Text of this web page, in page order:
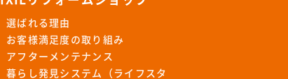
選ばれる理由
お客様満足度の取り組み
アフターメンテナンス
暮らし発見システム（ライフスタ